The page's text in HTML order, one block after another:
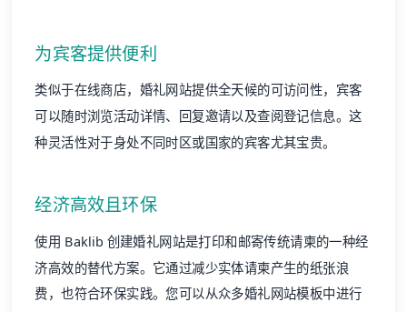
为宾客提供便利
类似于在线商店，婚礼网站提供全天候的可访问性，宾客
可以随时浏览活动详情、回复邀请以及查阅登记信息。这
种灵活性对于身处不同时区或国家的宾客尤其宝贵。
经济高效且环保
使用 Baklib 创建婚礼网站是打印和邮寄传统请柬的一种经
济高效的替代方案。它通过减少实体请柬产生的纸张浪
费，也符合环保实践。您可以从众多婚礼网站模板中进行